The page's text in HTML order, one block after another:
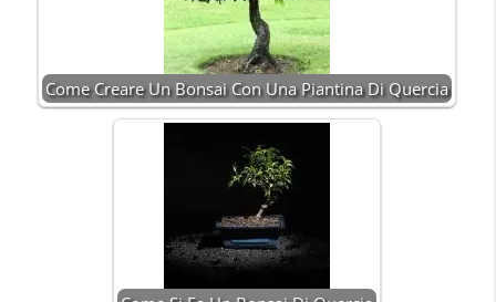
Come Creare Un Bonsai Con Una Piantina Di Quercia